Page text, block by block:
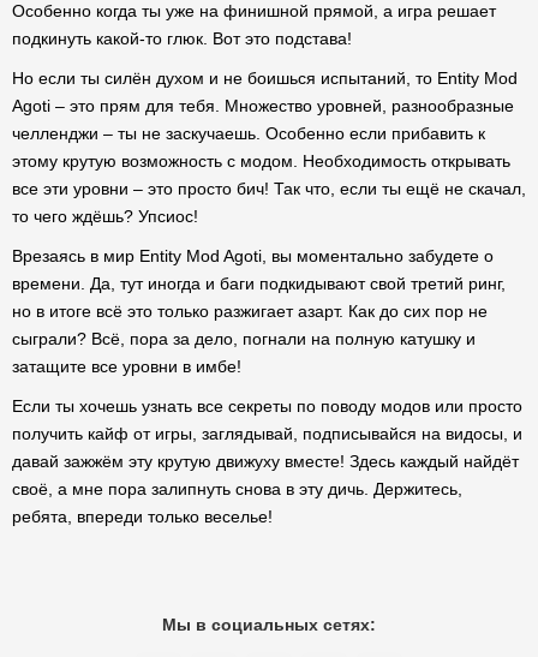
Особенно когда ты уже на финишной прямой, а игра решает
подкинуть какой-то глюк. Вот это подстава!
Но если ты силён духом и не боишься испытаний, то Entity Mod
Agoti – это прям для тебя. Множество уровней, разнообразные
челленджи – ты не заскучаешь. Особенно если прибавить к
этому крутую возможность с модом. Необходимость открывать
все эти уровни – это просто бич! Так что, если ты ещё не скачал,
то чего ждёшь? Упсиос!
Врезаясь в мир Entity Mod Agoti, вы моментально забудете о
времени. Да, тут иногда и баги подкидывают свой третий ринг,
но в итоге всё это только разжигает азарт. Как до сих пор не
сыграли? Всё, пора за дело, погнали на полную катушку и
затащите все уровни в имбе!
Если ты хочешь узнать все секреты по поводу модов или просто
получить кайф от игры, заглядывай, подписывайся на видосы, и
давай зажжём эту крутую движуху вместе! Здесь каждый найдёт
своё, а мне пора залипнуть снова в эту дичь. Держитесь,
ребята, впереди только веселье!
Мы в социальных сетях: